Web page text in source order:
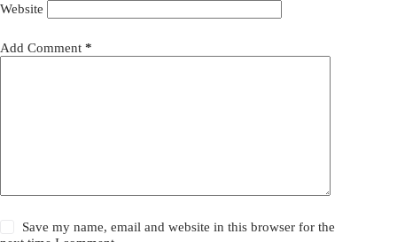
Website
Add Comment *
Save my name, email and website in this browser for the